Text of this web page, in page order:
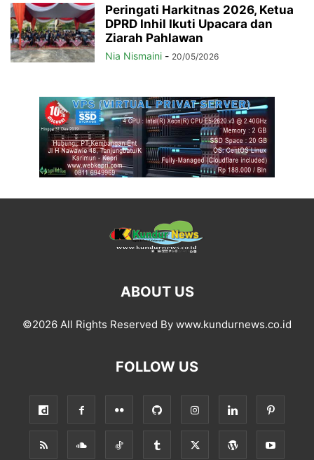
Peringati Harkitnas 2026, Ketua
DPRD Inhil Ikuti Upacara dan
Ziarah Pahlawan
Nia Nismaini - 20/05/2026
ABOUT US
©2026 All Rights Reserved By www.kundurnews.co.id
FOLLOW US